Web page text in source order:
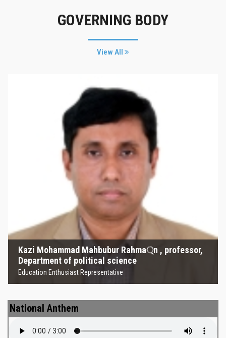
GOVERNING BODY
View All
Kazi Mohammad Mahbubur Rahma্‌n , professor,
Department of political science
Education Enthusiast Representative
Kazi Mohammad Mahbubur
Rahma্‌n , professor, Department
of political science
Education Enthusiast Representative
National Anthem